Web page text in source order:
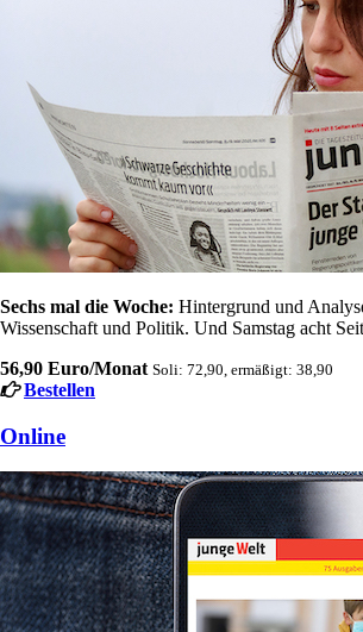
Sechs mal die Woche: Hintergrund und
Wissenschaft und Politik. Und Samstag acht
56,90 Euro/Monat Soli: 72,90, ermäßigt: 38,90
Bestellen
Online